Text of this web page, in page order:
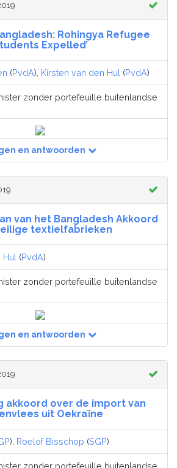
Rohingya Refugee
Expelled’
(PvdA), Kirsten van den Hul (PvdA)
zonder portefeuille buitenlandse
en antwoorden
van het Bangladesh Akkoord
textielfabrieken
Hul (PvdA)
zonder portefeuille buitenlandse
en antwoorden
akkoord over de import van
uit Oekraïne
), Roelof Bisschop (SGP)